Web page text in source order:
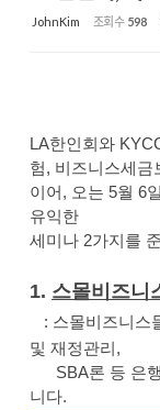
JohnKim 조회 수 598
LA한인회와
험, 비즈니스세금
이어, 오는 5월 6
유익한
세미나 2가지를
1. 스몰비즈니
: 스몰비즈니스
및 재정관리,
SBA론 등 은행
니다.